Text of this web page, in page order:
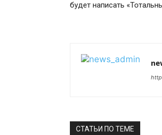
будет написать
СТАТЬИ ПО ТЕМЕ